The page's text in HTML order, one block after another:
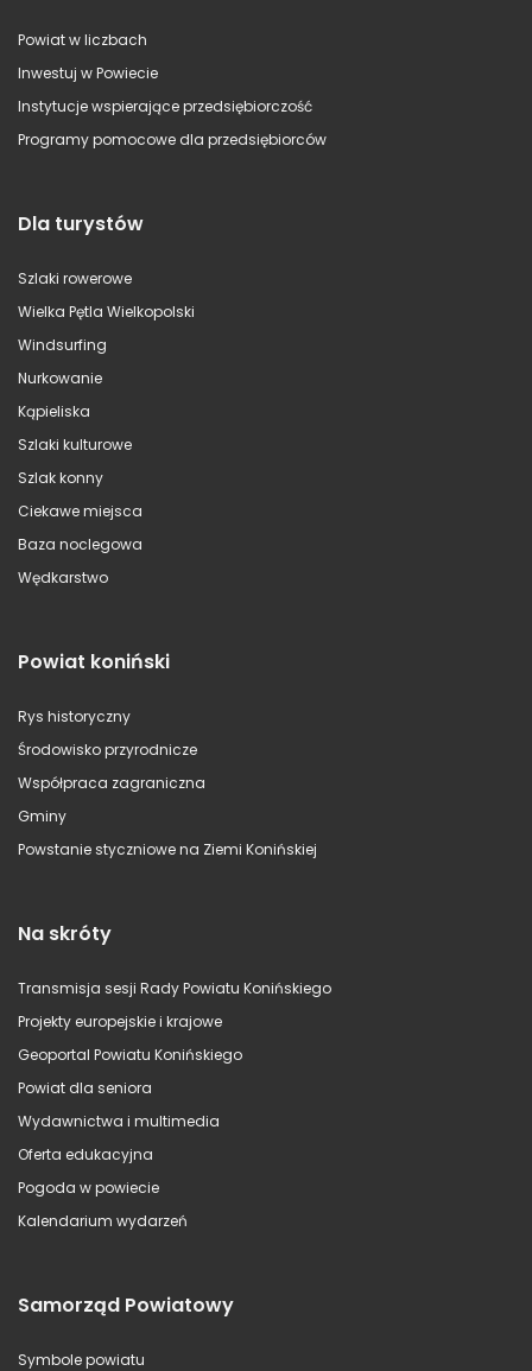
Powiat w liczbach
Inwestuj w Powiecie
Instytucje wspierające przedsiębiorczość
Programy pomocowe dla przedsiębiorców
Dla turystów
Szlaki rowerowe
Wielka Pętla Wielkopolski
Windsurfing
Nurkowanie
Kąpieliska
Szlaki kulturowe
Szlak konny
Ciekawe miejsca
Baza noclegowa
Wędkarstwo
Powiat koniński
Rys historyczny
Środowisko przyrodnicze
Współpraca zagraniczna
Gminy
Powstanie styczniowe na Ziemi Konińskiej
Na skróty
Transmisja sesji Rady Powiatu Konińskiego
Projekty europejskie i krajowe
Geoportal Powiatu Konińskiego
Powiat dla seniora
Wydawnictwa i multimedia
Oferta edukacyjna
Pogoda w powiecie
Kalendarium wydarzeń
Samorząd Powiatowy
Symbole powiatu